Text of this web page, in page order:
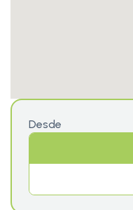
Desde